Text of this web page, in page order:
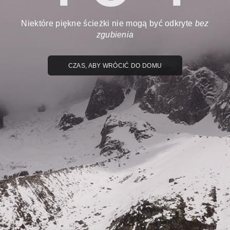
Niektóre piękne ścieżki nie mogą być odkryte bez
zgubienia
CZAS, ABY WRÓCIĆ DO DOMU